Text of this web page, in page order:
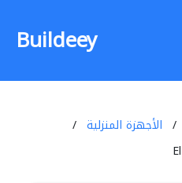
Buildeey
الأجهزة المنزلية